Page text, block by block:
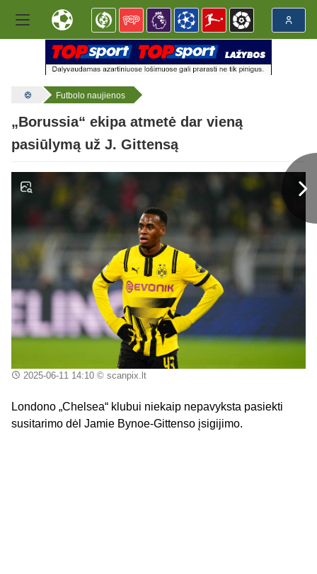
Futbolo naujienos
„Borussia“ ekipa atmetė dar vieną
pasiūlymą už J. Gittensą
2025-06-11 14:10© scanpix.lt
Londono „Chelsea“ klubui niekaip nepavyksta pasiekti
susitarimo dėl Jamie Bynoe-Gittenso įsigijimo.